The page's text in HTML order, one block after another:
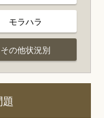
モラハラ
その他状況別